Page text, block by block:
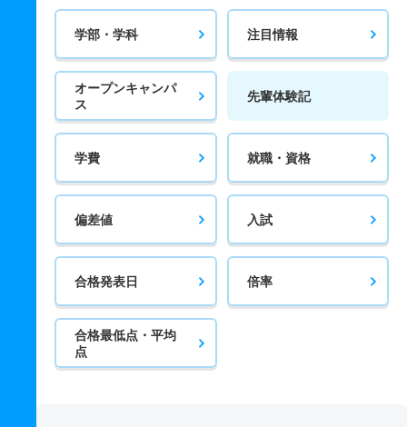
学部・学科 注目情報
オープンキャンパ
ス
先輩体験記
学費 就職・資格
偏差値 入試
合格発表日 倍率
合格最低点・平均
点